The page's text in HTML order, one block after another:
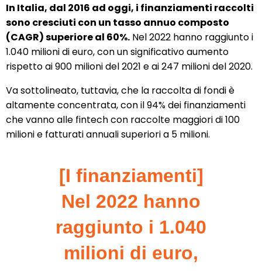
In Italia, dal 2016 ad oggi, i finanziamenti raccolti
sono cresciuti con un tasso annuo composto
(CAGR) superiore al 60%. Nel 2022 hanno raggiunto i
1.040 milioni di euro, con un significativo aumento
rispetto ai 900 milioni del 2021 e ai 247 milioni del 2020.
Va sottolineato, tuttavia, che la raccolta di fondi è
altamente concentrata, con il 94% dei finanziamenti
che vanno alle fintech con raccolte maggiori di 100
milioni e fatturati annuali superiori a 5 milioni.
[I finanziamenti]
Nel 2022 hanno
raggiunto i 1.040
milioni di euro,